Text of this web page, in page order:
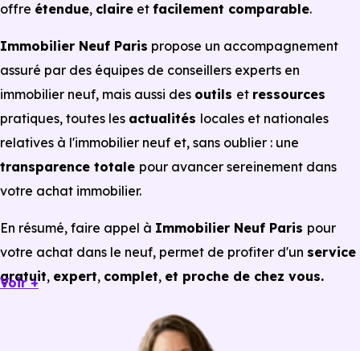
offre étendue, claire et fa⁠⁠cilement comparable.
Immobilier Neuf Paris propose un accompagnement
assuré par des équipes de conseillers experts en
immobilier neuf, mais aussi des outils et ressources
pratiques, toutes les actualités locales et nationales
relatives à l'immobilier neuf et, sans oublier : une
transparence totale pour avancer sereinement dans
votre achat immobilier.
En résumé, faire appel à Immobilier Neuf Paris ⁠⁠pour
votre achat dans le neuf, permet de profiter⁠⁠ d'un s⁠⁠ervice
gr⁠⁠atuit, expert, complet, et proche de chez vous.
Voir +